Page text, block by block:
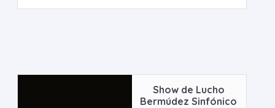
Show de Lucho
Bermúdez Sinfónico